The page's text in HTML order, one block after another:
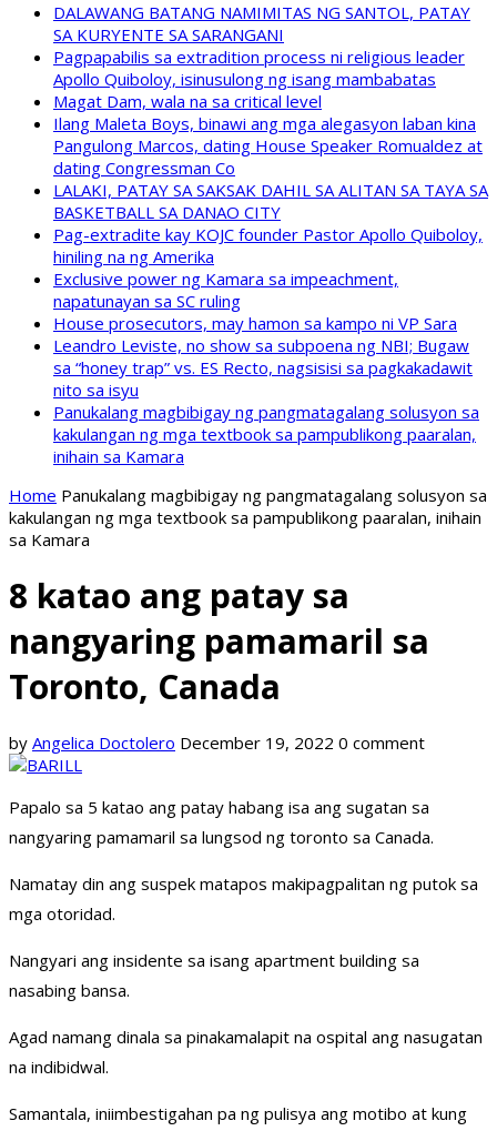
DALAWANG BATANG NAMIMITAS NG SANTOL, PATAY
SA KURYENTE SA SARANGANI
Pagpapabilis sa extradition process ni religious leader
Apollo Quiboloy, isinusulong ng isang mambabatas
Magat Dam, wala na sa critical level
Ilang Maleta Boys, binawi ang mga alegasyon laban kina
Pangulong Marcos, dating House Speaker Romualdez at
dating Congressman Co
LALAKI, PATAY SA SAKSAK DAHIL SA ALITAN SA TAYA SA
BASKETBALL SA DANAO CITY
Pag-extradite kay KOJC founder Pastor Apollo Quiboloy,
hiniling na ng Amerika
Exclusive power ng Kamara sa impeachment,
napatunayan sa SC ruling
House prosecutors, may hamon sa kampo ni VP Sara
Leandro Leviste, no show sa subpoena ng NBI; Bugaw
sa “honey trap” vs. ES Recto, nagsisisi sa pagkakadawit
nito sa isyu
Panukalang magbibigay ng pangmatagalang solusyon sa
kakulangan ng mga textbook sa pampublikong paaralan,
inihain sa Kamara
Home Panukalang magbibigay ng pangmatagalang solusyon sa
kakulangan ng mga textbook sa pampublikong paaralan, inihain
sa Kamara
8 katao ang patay sa
nangyaring pamamaril sa
Toronto, Canada
by Angelica Doctolero December 19, 2022 0 comment
Papalo sa 5 katao ang patay habang isa ang sugatan sa
nangyaring pamamaril sa lungsod ng toronto sa Canada.
Namatay din ang suspek matapos makipagpalitan ng putok sa
mga otoridad.
Nangyari ang insidente sa isang apartment building sa
nasabing bansa.
Agad namang dinala sa pinakamalapit na ospital ang nasugatan
na indibidwal.
Samantala, iniimbestigahan pa ng pulisya ang motibo at kung